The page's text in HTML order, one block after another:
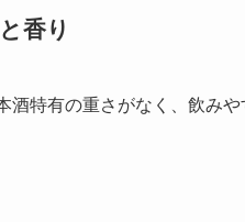
香り
酒特有の重さがなく、飲み